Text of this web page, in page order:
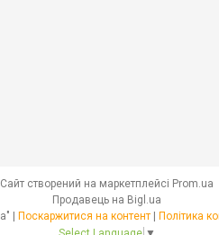
Сайт створений на маркетплейсі Prom.ua
Продавець на Bigl.ua
Поскаржитися на контент
Політика